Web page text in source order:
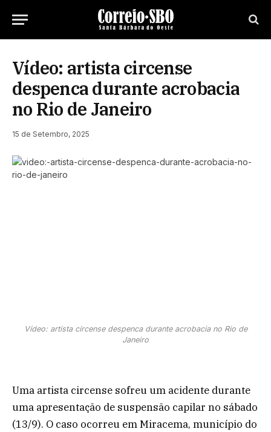
Vídeo: artista circense
despenca durante acrobacia
no Rio de Janeiro
15 de Setembro, 2025
Vídeo: artista circense despenca durante acrobacia no Rio de
Janeiro
Uma artista circense sofreu um acidente durante
uma apresentação de suspensão capilar no sábado
(13/9). O caso ocorreu em Miracema, município do